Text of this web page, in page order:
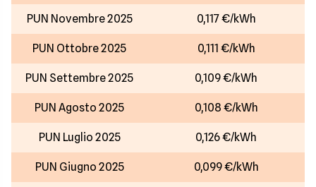
PUN Novembre 2025 0,117 €/kWh
PUN Ottobre 2025 0,111 €/kWh
PUN Settembre 2025 0,109 €/kWh
PUN Agosto 2025 0,108 €/kWh
PUN Luglio 2025 0,126 €/kWh
PUN Giugno 2025 0,099 €/kWh